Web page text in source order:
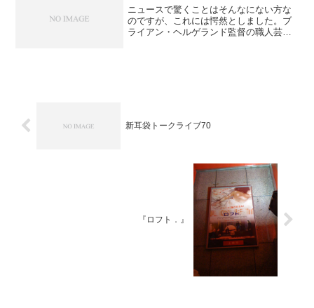
ニュースで驚くことはそんなにない方な
のですが、これには愕然としました。ブ
ライアン・ヘルゲランド監督の職人芸２
新耳袋トークライブ70
『ロフト．』